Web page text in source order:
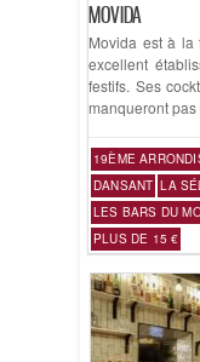
MOVIDA
Movida est à la
excellent
festifs. Ses
manqueront pas
19ÈME
DANSANT LA
LES BARS DU
PLUS DE 15 €